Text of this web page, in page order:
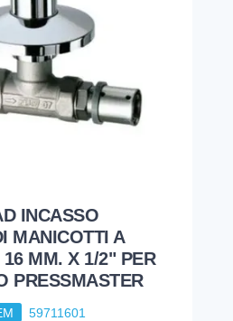
INCASSO
MANICOTTI A
MM. X 1/2" PER
PRESSMASTER
59711601